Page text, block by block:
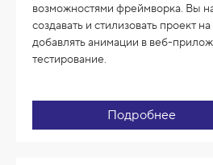
возможностями фреймворка. Вы
создавать и стилизовать проект
добавлять анимации в веб-
тестирование.
Подробнее